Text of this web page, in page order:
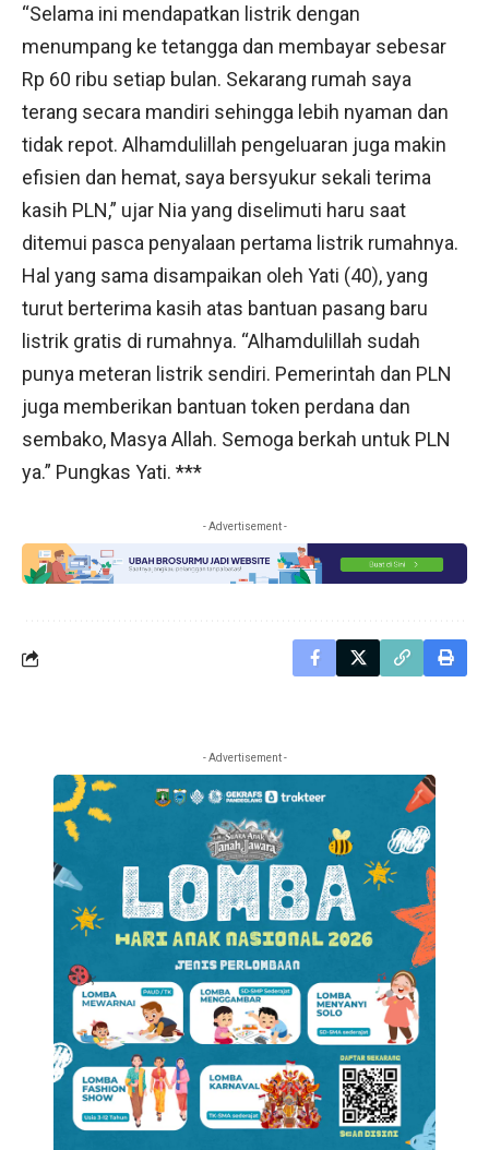
“Selama ini mendapatkan listrik dengan
menumpang ke tetangga dan membayar sebesar
Rp 60 ribu setiap bulan. Sekarang rumah saya
terang secara mandiri sehingga lebih nyaman dan
tidak repot. Alhamdulillah pengeluaran juga makin
efisien dan hemat, saya bersyukur sekali terima
kasih PLN,” ujar Nia yang diselimuti haru saat
ditemui pasca penyalaan pertama listrik rumahnya.
Hal yang sama disampaikan oleh Yati (40), yang
turut berterima kasih atas bantuan pasang baru
listrik gratis di rumahnya. “Alhamdulillah sudah
punya meteran listrik sendiri. Pemerintah dan PLN
juga memberikan bantuan token perdana dan
sembako, Masya Allah. Semoga berkah untuk PLN
ya.” Pungkas Yati. ***
- Advertisement -
- Advertisement -